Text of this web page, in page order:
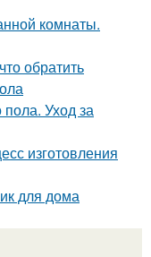
комнаты.
обратить
Уход за
изготовления
для дома